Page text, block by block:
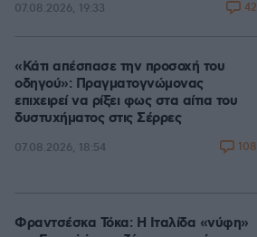
07.08.2026, 19:33 42
«Κάτι απέσπασε την προσοχή του
οδηγού»: Πραγματογνώμονας
επιχειρεί να ρίξει φως στα αίτια του
δυστυχήματος στις Σέρρες
07.08.2026, 18:54 108
Φραντσέσκα Τόκα: Η Ιταλίδα «νύφη»